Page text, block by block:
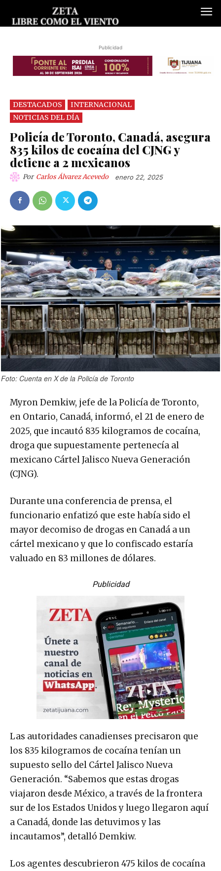
Publicidad
DESTACADOS
INTERNACIONAL
NOTICIAS DEL DÍA
Policía de Toronto, Canadá, asegura
835 kilos de cocaína del CJNG y
detiene a 2 mexicanos
Por Carlos Álvarez Acevedo enero 22, 2025
Foto: Cuenta en X de la Policía de Toronto
Myron Demkiw, jefe de la Policía de Toronto,
en Ontario, Canadá, informó, el 21 de enero de
2025, que incautó 835 kilogramos de cocaína,
droga que supuestamente pertenecía al
mexicano Cártel Jalisco Nueva Generación
(CJNG).
Durante una conferencia de prensa, el
funcionario enfatizó que este había sido el
mayor decomiso de drogas en Canadá a un
cártel mexicano y que lo confiscado estaría
valuado en 83 millones de dólares.
Publicidad
Las autoridades canadienses precisaron que
los 835 kilogramos de cocaína tenían un
supuesto sello del Cártel Jalisco Nueva
Generación. “Sabemos que estas drogas
viajaron desde México, a través de la frontera
sur de los Estados Unidos y luego llegaron aquí
a Canadá, donde las detuvimos y las
incautamos”, detalló Demkiw.
Los agentes descubrieron 475 kilos de cocaína